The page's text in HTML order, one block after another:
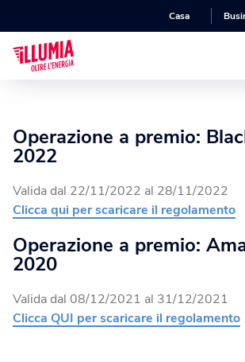
Casa
Energia Lunga Luce
Goditi tutta l'energia della tua casa,
Luce Flex
L’offerta luce a prezzo indicizzato per la
Gas
Energia Lunga Gas
L’offerta gas a prezzo fisso per la tua
L'offerta gas indicizzata per la tua casa.
Luce + Gas
Fibra
Illumia Wifi
Efficienza Energetica
Operazione a premio:
2022
Valida dal 22/11/2022 al 28/11/2022
Clicca qui per scaricare il regolamento
Operazione a premio:
2020
Valida dal 08/12/2021 al 31/12/2021
Clicca QUI per scaricare il regolamento